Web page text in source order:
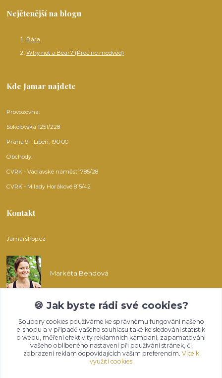
Nejčtenější na blogu
Bára
Why not a Bear? (Proč ne medvěd)
Kde Jamar najdete
Provozovna:
Sokolovská 1251/228
Praha 9 - Libeň, 190 00
Obchody:
CVRK - Václavské náměstí 785/28
CVRK - Milady Horákové 815/42
Kontakt
Jamarshop.cz
Markéta Bendová
info@jamarshop.cz
🍪 Jak byste rádi své cookies?
Soubory cookies používáme ke správnému fungování našeho
e-shopu a v případě vašeho souhlasu také ke sledování statistik
o webu, měření efektivity reklamních kampaní, zapamatování
vašeho oblíbeného nastavení při používání stránek, či
zobrazení reklam odpovídajících vašim preferencím. Více k
využití cookies